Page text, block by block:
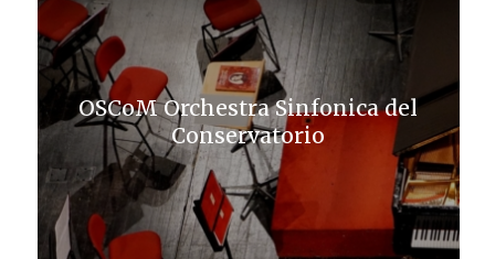
OSCoM Orchestra Sinfonica del
Conservatorio